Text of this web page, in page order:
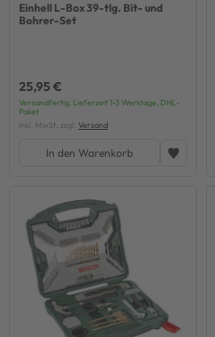
Einhell L-Box 39-tlg. Bit- und
Bohrer-Set
25,95 €
Versandfertig, Lieferzeit 1-3 Werktage, DHL-
Paket
inkl. MwSt. zzgl. Versand
In den Warenkorb